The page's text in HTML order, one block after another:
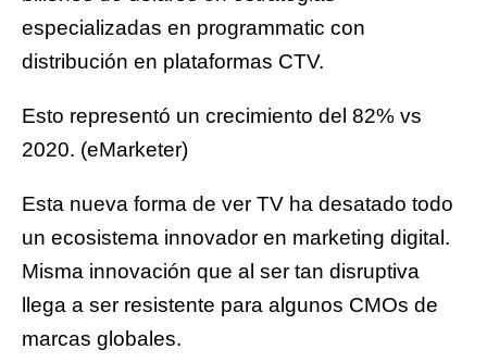
especializadas en programmatic con
distribución en plataformas CTV.
Esto representó un crecimiento del 82% vs
2020. (eMarketer)
Esta nueva forma de ver TV ha desatado todo
un ecosistema innovador en marketing digital.
Misma innovación que al ser tan disruptiva
llega a ser resistente para algunos CMOs de
marcas globales.